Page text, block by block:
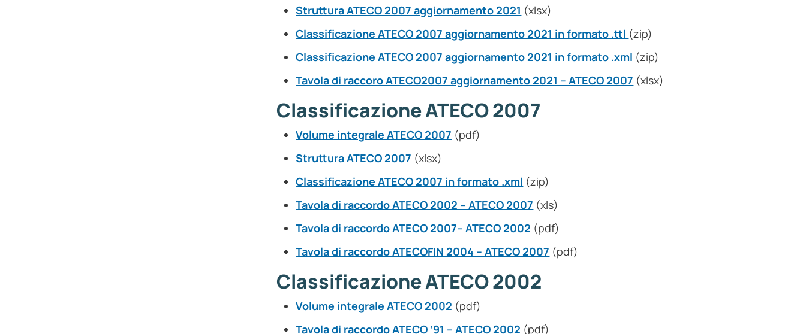
Struttura ATECO 2007 aggiornamento 2021 (xlsx)
Classificazione ATECO 2007 aggiornamento 2021 in formato .ttl (zip)
Classificazione ATECO 2007 aggiornamento 2021 in formato .xml (zip)
Tavola di raccoro ATECO2007 aggiornamento 2021 – ATECO 2007 (xlsx)
Classificazione ATECO 2007
Volume integrale ATECO 2007 (pdf)
Struttura ATECO 2007 (xlsx)
Classificazione ATECO 2007 in formato .xml (zip)
Tavola di raccordo ATECO 2002 – ATECO 2007 (xls)
Tavola di raccordo ATECO 2007– ATECO 2002 (pdf)
Tavola di raccordo ATECOFIN 2004 – ATECO 2007 (pdf)
Classificazione ATECO 2002
Volume integrale ATECO 2002 (pdf)
Tavola di raccordo ATECO ‘91 – ATECO 2002 (pdf)